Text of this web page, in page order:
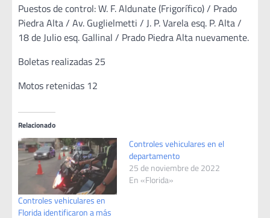
Puestos de control: W. F. Aldunate (Frigorífico) / Prado
Piedra Alta / Av. Guglielmetti / J. P. Varela esq. P. Alta /
18 de Julio esq. Gallinal / Prado Piedra Alta nuevamente.
Boletas realizadas 25
Motos retenidas 12
Relacionado
Controles vehiculares en
Florida identificaron a más
Controles vehiculares en el
departamento
25 de noviembre de 2022
En «Florida»